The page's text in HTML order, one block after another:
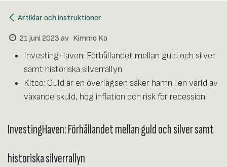
Artiklar och instruktioner
21 juni 2023 av Kimmo Ko
InvestingHaven: Förhållandet mellan guld och silver
samt historiska silverrallyn
Kitco: Guld är en överlägsen säker hamn i en värld av
växande skuld, hög inflation och risk för recession
InvestingHaven: Förhållandet mellan guld och silver samt
historiska silverrallyn